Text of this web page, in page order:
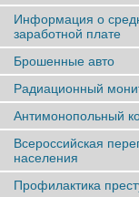
Информация о
заработной плате
Брошенные авто
Радиационный
Антимонопольный
Всероссийская
населения
Профилактика